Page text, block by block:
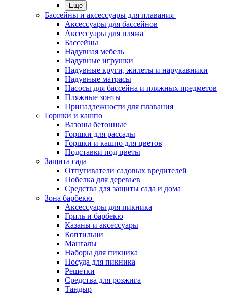
Еще
Бассейны и аксессуары для плавания
Аксессуары для бассейнов
Аксессуары для пляжа
Бассейны
Надувная мебель
Надувные игрушки
Надувные круги, жилеты и нарукавники
Надувные матрасы
Насосы для бассейна и пляжных предметов
Пляжные зонты
Принадлежности для плавания
Горшки и кашпо
Вазоны бетонные
Горшки для рассады
Горшки и кашпо для цветов
Подставки под цветы
Защита сада
Отпугиватели садовых вредителей
Побелка для деревьев
Средства для защиты сада и дома
Зона барбекю
Аксессуары для пикника
Гриль и барбекю
Казаны и аксессуары
Коптильни
Мангалы
Наборы для пикника
Посуда для пикника
Решетки
Средства для розжига
Тандыр